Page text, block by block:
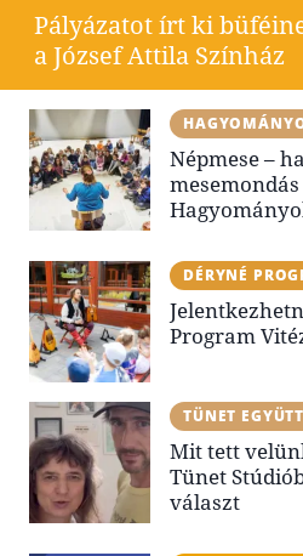
Pályázatot írt ki
a József Attila Színház
Népmese –
DÉRYNÉ
Program
TÜNET
Mit tett
Tünet
választ